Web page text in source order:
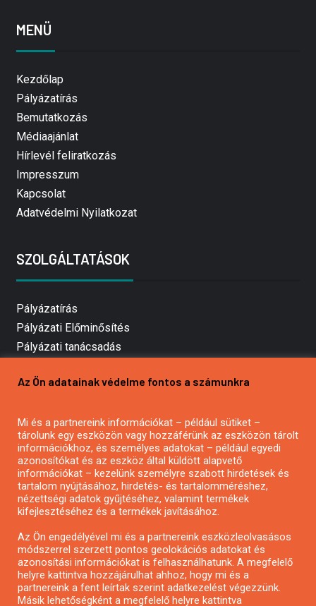
MENÜ
Kezdőlap
Pályázatírás
Bemutatkozás
Médiaajánlat
Hírlevél feliratkozás
Impresszum
Kapcsolat
Adatvédelmi Nyilatkozat
SZOLGÁLTATÁSOK
Pályázatírás
Pályázati Előminősítés
Pályázati tanácsadás
Mezőgazdasági pályázatírás
Pályázatírás civil szervezeteknek
Pályázatírás önkormányzatoknak
Pályázatfigyelés
Specifikus pályázatfigyelés vagy hírlevél
Pályázatok magánszemélyeknek
Pályázatok civil szervezeteknek
Az Ön adatainak védelme fontos a számunkra
Mi és a partnereink információkat – például sütiket –
tárolunk egy eszközön vagy hozzáférünk az eszközön tárolt
információkhoz, és személyes adatokat – például egyedi
azonosítókat és az eszköz által küldött alapvető
információkat – kezelünk személyre szabott hirdetések és
tartalom nyújtásához, hirdetés- és tartalomméréshez,
nézettségi adatok gyűjtéséhez, valamint termékek
kifejlesztéséhez és a termékek javításához.
Az Ön engedélyével mi és a partnereink eszközleolvasásos
módszerrel szerzett pontos geolokációs adatokat és
azonosítási információkat is felhasználhatunk. A megfelelő
helyre kattintva hozzájárulhat ahhoz, hogy mi és a
partnereink a fent leírtak szerint adatkezelést végezzünk.
Másik lehetőségként a megfelelő helyre kattintva